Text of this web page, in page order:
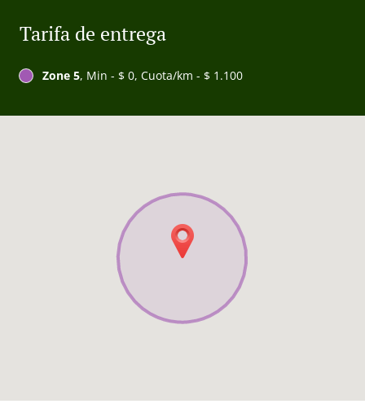
Tarifa de entrega
Zone 5, Min - $ 0, Cuota/km - $ 1.100